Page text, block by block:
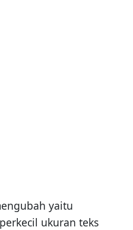
yaitu
ukuran teks